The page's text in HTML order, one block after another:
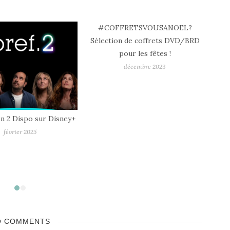
coffrets DVD/BRD
les fêtes !
COMMENTS